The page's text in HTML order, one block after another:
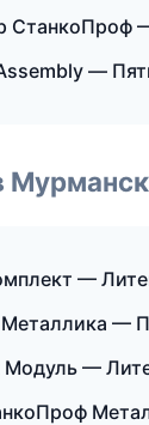
СтанкоПроф
—
Мурманск
—
—
Модуль —